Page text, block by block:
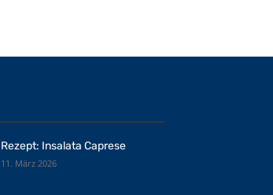
Rezept: Insalata Caprese
11. März 2026